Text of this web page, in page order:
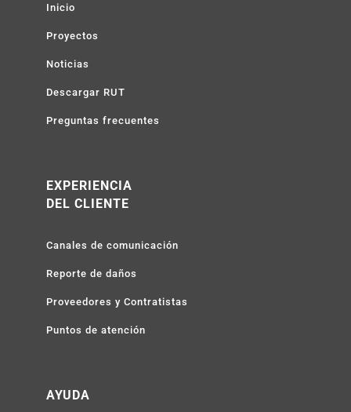
Inicio
Proyectos
Noticias
Descargar RUT
Preguntas frecuentes
EXPERIENCIA
DEL CLIENTE
Canales de comunicación
Reporte de daños
Proveedores y Contratistas
Puntos de atención
AYUDA